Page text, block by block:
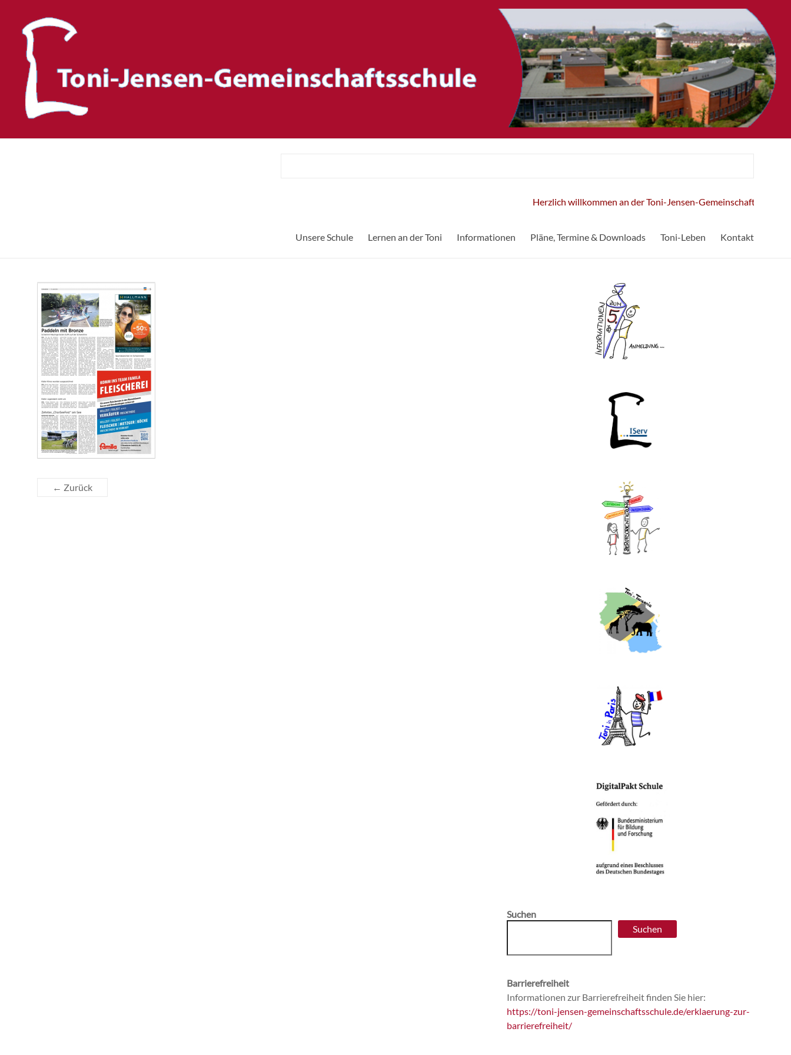
Herzlich willkommen an der Toni-Jensen-Gemeinschaftsschule!
Unsere Schule Lernen an der Toni Informationen Pläne, Termine & Downloads Toni-Leben Kontakt
← Zurück
Suchen
Suchen
Barrierefreiheit
Informationen zur Barrierefreiheit finden Sie hier:
https://toni-jensen-gemeinschaftsschule.de/erklaerung-zur-
barrierefreiheit/